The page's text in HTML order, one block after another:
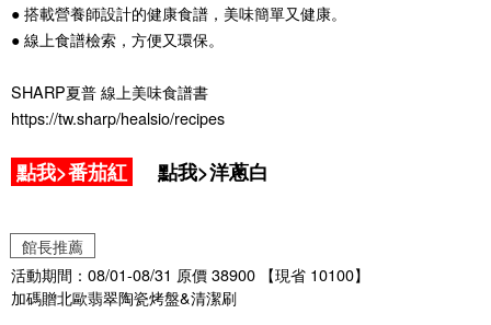
● 搭載營養師設計的健康食譜，美味簡單又健康。
● 線上食譜檢索，方便又環保。
SHARP夏普 線上美味食譜書
https://tw.sharp/healsio/recipes
點我>番茄紅 點我>洋蔥白
館長推薦
活動期間：08/01-08/31 原價 38900 【現省 10100】
加碼贈北歐翡翠陶瓷烤盤&清潔刷